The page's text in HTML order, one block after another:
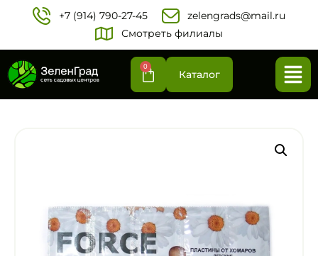
+7 (914) 790-27-45‬
zelengrads@mail.ru
Смотреть филиалы
0
Каталог